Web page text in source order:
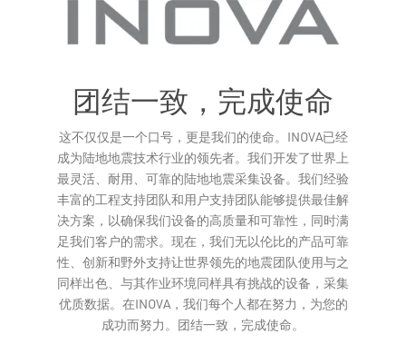
团结一致，完成使命
这不仅仅是一个口号，更是我们的使命。INOVA已经
成为陆地地震技术行业的领先者。我们开发了世界上
最灵活、耐用、可靠的陆地地震采集设备。我们经验
丰富的工程支持团队和用户支持团队能够提供最佳解
决方案，以确保我们设备的高质量和可靠性，同时满
足我们客户的需求。现在，我们无以伦比的产品可靠
性、创新和野外支持让世界领先的地震团队使用与之
同样出色、与其作业环境同样具有挑战的设备，采集
优质数据。在INOVA，我们每个人都在努力，为您的
成功而努力。团结一致，完成使命。